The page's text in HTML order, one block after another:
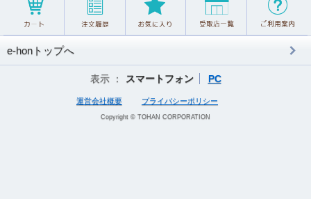
e-honトップへ
表示 ： スマートフォン PC
運営会社概要 プライバシーポリシー
Copyright © TOHAN CORPORATION